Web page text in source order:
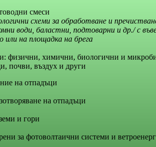
смеси
схеми за обработване и
води, баластни, подтоварни и др./ с
или на площадка на брега
физични, химични, биологични и
почви, въздух и други
на отпадъци
на отпадъци
и гори
за фотоволтаични системи и